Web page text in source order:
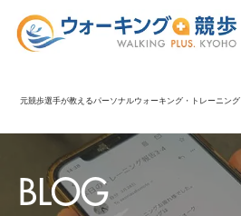
元競歩選手が教えるパーソナルウォーキング・トレーニング
BLOG